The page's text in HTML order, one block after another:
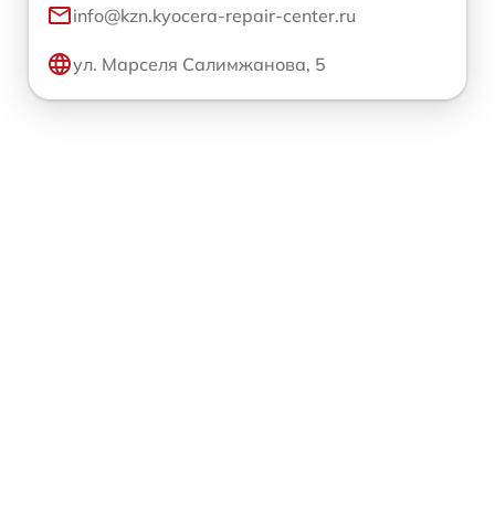
info@kzn.kyocera-repair-center.ru
ул. Марселя Салимжанова, 5